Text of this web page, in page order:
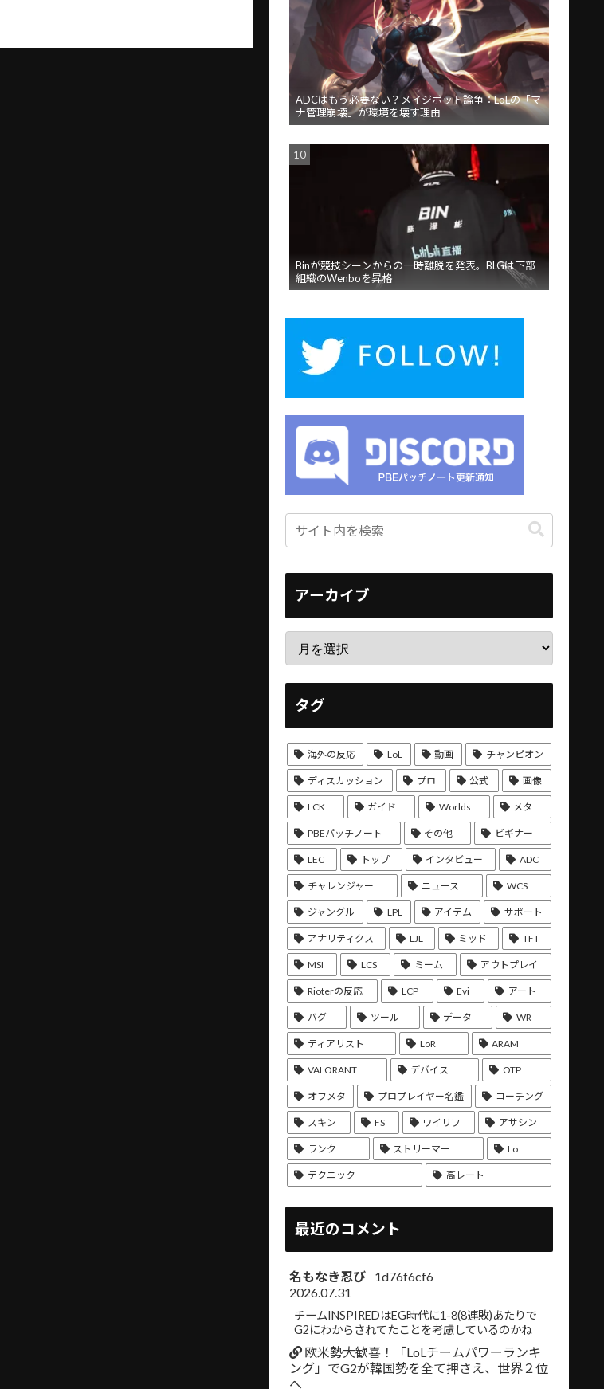
ADCはもう必要ない？メイジボット論争：LoLの「マ
ナ管理崩壊」が環境を壊す理由
Binが競技シーンからの一時離脱を発表。BLGは下部
組織のWenboを昇格
アーカイブ
タグ
海外の反応 LoL 動画 チャンピオン
ディスカッション プロ 公式 画像
LCK ガイド Worlds メタ
PBEパッチノート その他 ビギナー
LEC トップ インタビュー ADC
チャレンジャー ニュース WCS
ジャングル LPL アイテム サポート
アナリティクス LJL ミッド TFT
MSI LCS ミーム アウトプレイ
Rioterの反応 LCP Evi アート
バグ ツール データ WR
ティアリスト LoR ARAM
VALORANT デバイス OTP
オフメタ プロプレイヤー名鑑 コーチング
スキン FS ワイリフ アサシン
ランク ストリーマー Lo
テクニック 高レート
最近のコメント
名もなき忍び
1d76f6cf6
2026.07.31
チームINSPIREDはEG時代に1-8(8連敗)あたりで
G2にわからされてたことを考慮しているのかね
欧米勢大歓喜！「LoLチームパワーランキ
ング」でG2が韓国勢を全て押さえ、世界２位
へ